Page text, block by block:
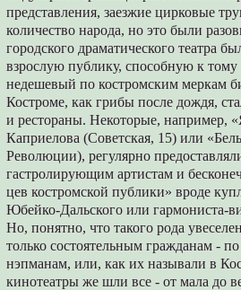
представления, заезжие цирковые
количество народа, но это были
городского драматическо­го театра
взрослую пу­блику, способную к тому
недешевый по костромским меркам
Костроме, как грибы после дождя,
и рестораны. Некоторые, например,
Каприелова (Советская, 15) или
Революции), регулярно
гастролирующим артистам и
цев костромской публики» вроде
Юбейко-Дальского или гармониста-
Но, понятно, что такого рода
толь­ко состоятельным гражданам -
нэпманам, или, как их называли в
кинотеатры же шли все - от мала до